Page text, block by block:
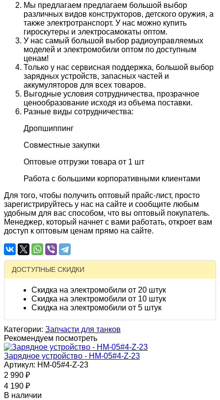
Мы предлагаем предлагаем большой выбор
различных видов конструкторов, детского оружия, а
также электротранспорт. У нас можно купить
гироскутеры и электросамокаты оптом.
У нас самый большой выбор радиоуправляемых
моделей и электромобили оптом по доступным
ценам!
Только у нас сервисная поддержка, большой выбор
зарядных устройств, запасных частей и
аккумуляторов для всех товаров.
Выгодные условия сотрудничества, прозрачное
ценообразование исходя из объема поставки.
Разные виды сотрудничества:
Дропшиппинг
Совместные закупки
Оптовые отгрузки товара от 1 шт
Работа с большими корпоративными клиентами
Для того, чтобы получить оптовый прайс-лист, просто
зарегистрируйтесь у нас на сайте и сообщите любым
удобным для вас способом, что вы оптовый покупатель.
Менеджер, который начнет с вами работать, откроет вам
доступ к оптовым ценам прямо на сайте.
ДОСТУПНЫЕ СКИДКИ
Скидка на электромобили от 20 штук
Скидка на электромобили от 10 штук
Скидка на электромобили от 5 штук
Категории: Запчасти для танков
Рекомендуем посмотреть
Зарядное устройство - HM-05#4-Z-23
Артикул: HM-05#4-Z-23
2 990 ₽
4 190 ₽
В наличии